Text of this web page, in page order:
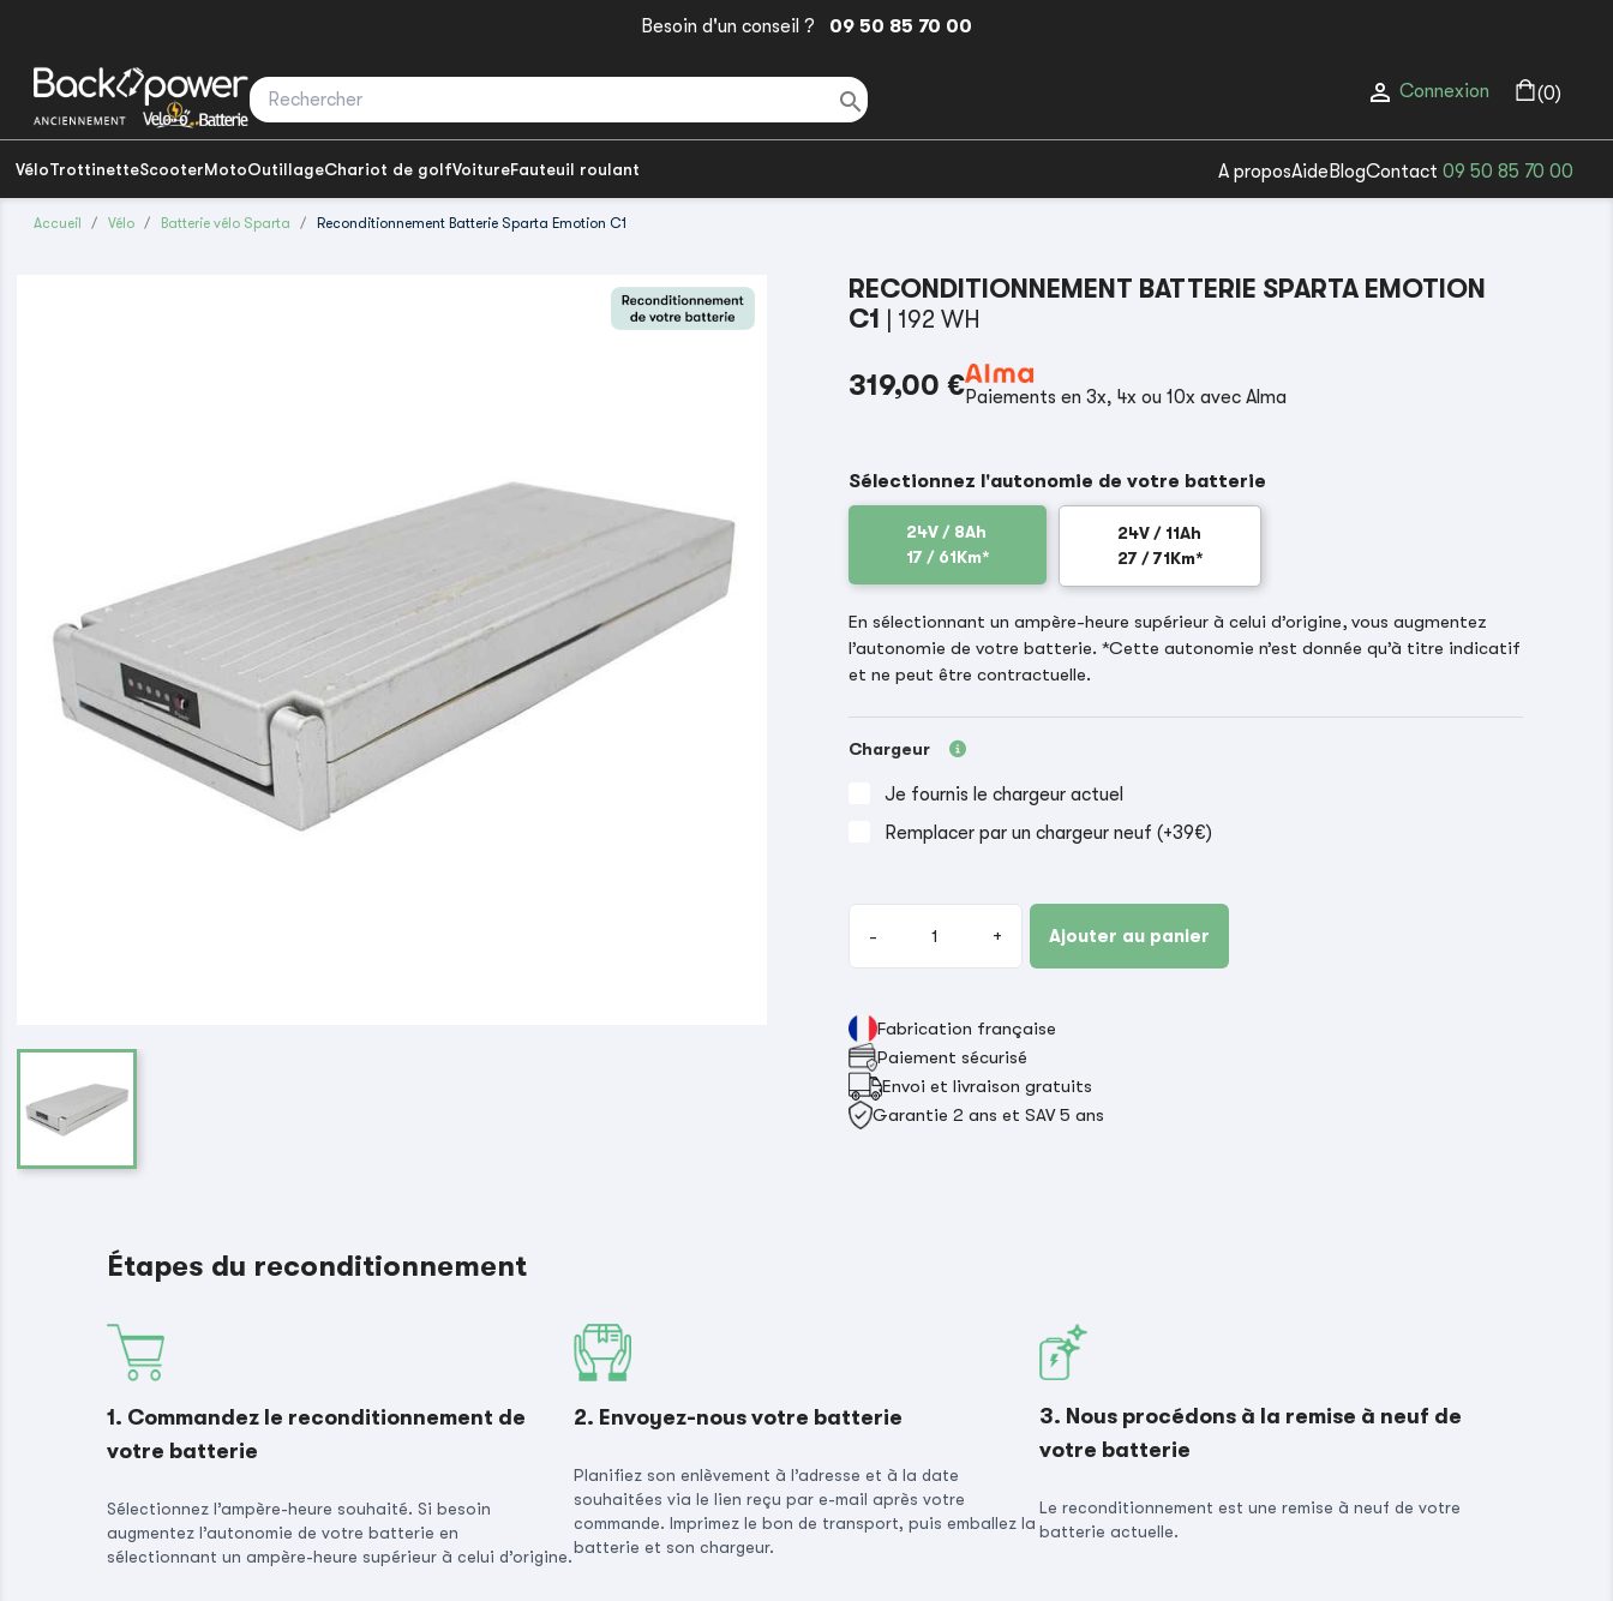
Besoin d'un conseil ? 09 50 85 70 00
  Connexion (0)
VéloTrottinetteScooterMotoOutillageChariot de golfVoitureFauteuil roulant A proposAide BlogContact 09 50 85 70 00
Accueil Vélo Batterie vélo Sparta Reconditionnement Batterie Sparta Emotion C1
RECONDITIONNEMENT BATTERIE SPARTA EMOTION
C1
| 192 WH
319,00 €Paiements en 3x, 4x ou 10x avec Alma
Sélectionnez l'autonomie de votre batterie
24V / 8Ah
17 / 61Km*
24V / 11Ah
27 / 71Km*
En sélectionnant un ampère-heure supérieur à celui d’origine, vous augmentez
l’autonomie de votre batterie. *Cette autonomie n’est donnée qu’à titre indicatif
et ne peut être contractuelle.
Chargeur
Je fournis le chargeur actuel
Remplacer par un chargeur neuf (+39€)
- + Ajouter au panier
Fabrication française
Paiement sécurisé
Envoi et livraison gratuits
Garantie 2 ans et SAV 5 ans
Étapes du reconditionnement
1. Commandez le reconditionnement de
votre batterie
Sélectionnez l’ampère-heure souhaité. Si besoin
augmentez l’autonomie de votre batterie en
sélectionnant un ampère-heure supérieur à celui d’origine.
2. Envoyez-nous votre batterie
Planifiez son enlèvement à l’adresse et à la date
souhaitées via le lien reçu par e-mail après votre
commande. Imprimez le bon de transport, puis emballez la
batterie et son chargeur.
3. Nous procédons à la remise à neuf de
votre batterie
Le reconditionnement est une remise à neuf de votre
batterie actuelle.